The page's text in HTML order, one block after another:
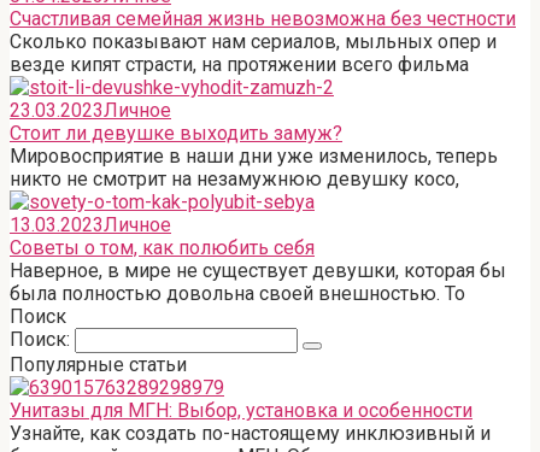
Счастливая семейная жизнь невозможна без честности
Сколько показывают нам сериалов, мыльных опер и
везде кипят страсти, на протяжении всего фильма
23.03.2023Личное
Стоит ли девушке выходить замуж?
Мировосприятие в наши дни уже изменилось, теперь
никто не смотрит на незамужнюю девушку косо,
13.03.2023Личное
Советы о том, как полюбить себя
Наверное, в мире не существует девушки, которая бы
была полностью довольна своей внешностью. То
Поиск
Поиск:
Популярные статьи
Унитазы для МГН: Выбор, установка и особенности
Узнайте, как создать по-настоящему инклюзивный и